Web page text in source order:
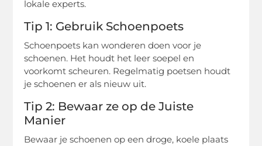
lokale experts.
Tip 1: Gebruik Schoenpoets
Schoenpoets kan wonderen doen voor je
schoenen. Het houdt het leer soepel en
voorkomt scheuren. Regelmatig poetsen houdt
je schoenen er als nieuw uit.
Tip 2: Bewaar ze op de Juiste
Manier
Bewaar je schoenen op een droge, koele plaats